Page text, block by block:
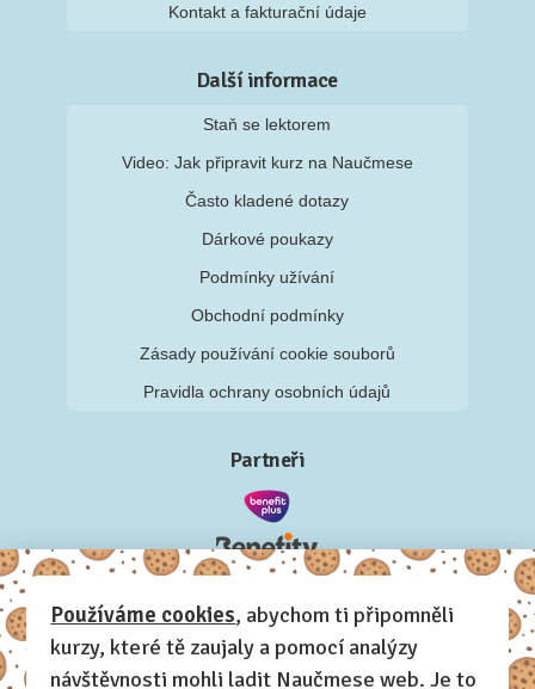
Kontakt a fakturační údaje
Další informace
Staň se lektorem
Video: Jak připravit kurz na Naučmese
Často kladené dotazy
Dárkové poukazy
Podmínky užívání
Obchodní podmínky
Zásady používání cookie souborů
Pravidla ochrany osobních údajů
Partneři
Používáme cookies, abychom ti připomněli
kurzy, které tě zaujaly a pomocí analýzy
návštěvnosti mohli ladit Naučmese web. Je to